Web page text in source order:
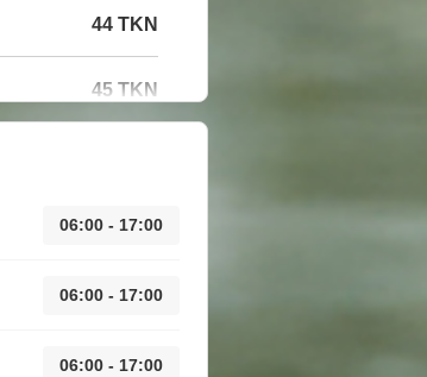
44 TKN
45 TKN
06:00 - 17:00
06:00 - 17:00
06:00 - 17:00